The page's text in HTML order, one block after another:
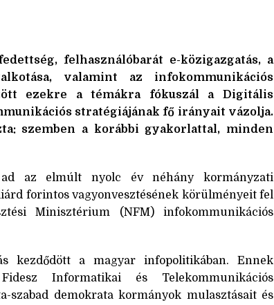
felhasználóbarát e-közigazgatás, a
valamint az infokommunikációs
ezekre a témákra fókuszál a Digitális
stratégiájának fő irányait vázolja.
szemben a korábbi gyakorlattal, minden
az elmúlt nyolc év néhány kormányzati
forintos vagyonvesztésének körülményeit fel
Minisztérium (NFM) infokommunikációs
kezdődött a magyar infopolitikában. Ennek
Informatikai és Telekommunikációs
szabad demokrata kormányok mulasztásait és